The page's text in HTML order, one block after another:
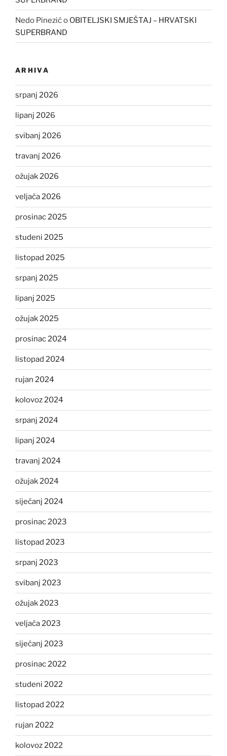
Nedo Pinezićo OBITELJSKI SMJEŠTAJ – HRVATSKI
SUPERBRAND
ARHIVA
srpanj 2026
lipanj 2026
svibanj 2026
travanj 2026
ožujak 2026
veljača 2026
prosinac 2025
studeni 2025
listopad 2025
srpanj 2025
lipanj 2025
ožujak 2025
prosinac 2024
listopad 2024
rujan 2024
kolovoz 2024
srpanj 2024
lipanj 2024
travanj 2024
ožujak 2024
siječanj 2024
prosinac 2023
listopad 2023
srpanj 2023
svibanj 2023
ožujak 2023
veljača 2023
siječanj 2023
prosinac 2022
studeni 2022
listopad 2022
rujan 2022
kolovoz 2022